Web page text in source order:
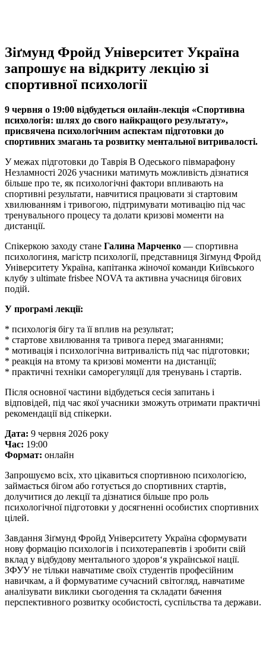
Зіґмунд Фройд Університет Україна
запрошує на відкриту лекцію зі
спортивної психології
9 червня о 19:00 відбудеться онлайн-лекція «Спортивна
психологія: шлях до свого найкращого результату»,
присвячена психологічним аспектам підготовки до
спортивних змагань та розвитку ментальної витривалості.
У межах підготовки до Таврія В Одеського півмарафону
Незламності 2026 учасники матимуть можливість дізнатися
більше про те, як психологічні фактори впливають на
спортивні результати, навчитися працювати зі стартовим
хвилюванням і тривогою, підтримувати мотивацію під час
тренувального процесу та долати кризові моменти на
дистанції.
Спікеркою заходу стане Галина Марченко — спортивна
психологиня, магістр психології, представниця Зіґмунд Фройд
Університету Україна, капітанка жіночої команди Київського
клубу з ultimate frisbee NOVA та активна учасниця бігових
подій.
У програмі лекції:
* психологія бігу та її вплив на результат;
* стартове хвилювання та тривога перед змаганнями;
* мотивація і психологічна витривалість під час підготовки;
* реакція на втому та кризові моменти на дистанції;
* практичні техніки саморегуляції для тренувань і стартів.
Після основної частини відбудеться сесія запитань і
відповідей, під час якої учасники зможуть отримати практичні
рекомендації від спікерки.
Дата: 9 червня 2026 року
Час: 19:00
Формат: онлайн
Запрошуємо всіх, хто цікавиться спортивною психологією,
займається бігом або готується до спортивних стартів,
долучитися до лекції та дізнатися більше про роль
психологічної підготовки у досягненні особистих спортивних
цілей.
Завдання Зіґмунд Фройд Університету Україна сформувати
нову формацію психологів і психотерапевтів і зробити свій
вклад у відбудову ментального здоров‘я української нації.
ЗФУУ не тільки навчатиме своїх студентів професійним
навичкам, а й формуватиме сучасний світогляд, навчатиме
аналізувати виклики сьогодення та складати бачення
перспективного розвитку особистості, суспільства та держави.